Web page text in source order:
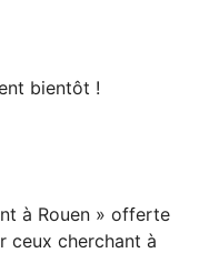
bientôt !
à Rouen » offerte
ceux cherchant à